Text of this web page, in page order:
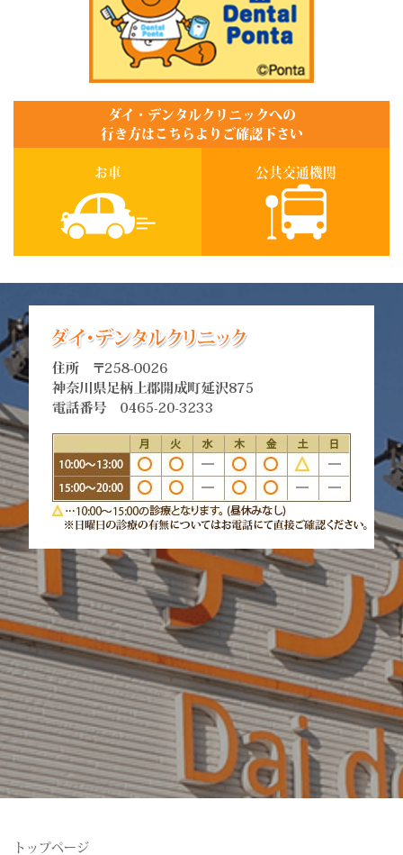
ダイ・デンタルクリニックへの
行き方はこちらよりご確認下さい
お車 公共交通機関
トップページ